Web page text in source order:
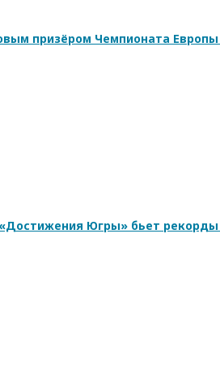
призёром Чемпионата Европы
Югры» бьет рекорды